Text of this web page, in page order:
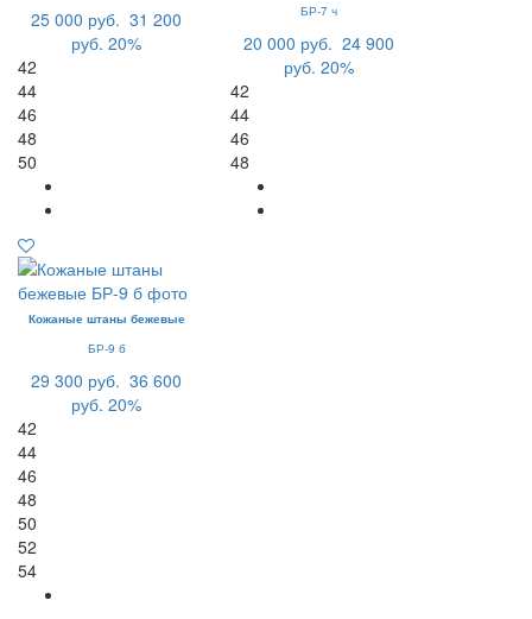
25 000 руб. 31 200
руб. 20%
42
44
46
48
50
БР-7 ч
20 000 руб. 24 900
руб. 20%
42
44
46
48
Кожаные штаны бежевые
БР-9 б
29 300 руб. 36 600
руб. 20%
42
44
46
48
50
52
54